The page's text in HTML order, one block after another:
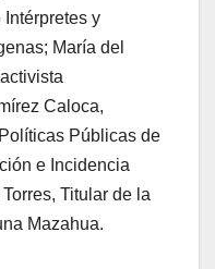
Intérpretes y
María del
Caloca,
Públicas de
e Incidencia
Titular de la
Mazahua.